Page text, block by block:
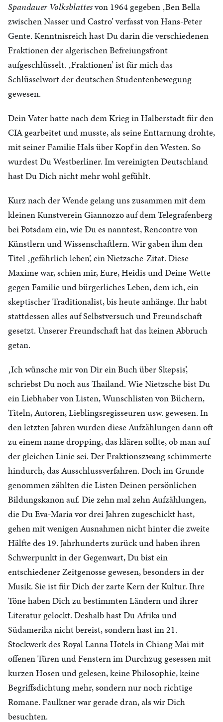
Spandauer Volksblattesvon 1964 gegeben ‚Ben Bella
zwischen Nasser und Castro’ verfasst von Hans-Peter
Gente. Kenntnisreich hast Du darin die verschiedenen
Fraktionen der algerischen Befreiungsfront
aufgeschlüsselt. ‚Fraktionen’ ist für mich das
Schlüsselwort der deutschen Studentenbewegung
gewesen.
Dein Vater hatte nach dem Krieg in Halberstadt für den
CIA gearbeitet und musste, als seine Enttarnung drohte,
mit seiner Familie Hals über Kopf in den Westen. So
wurdest Du Westberliner. Im vereinigten Deutschland
hast Du Dich nicht mehr wohl gefühlt.
Kurz nach der Wende gelang uns zusammen mit dem
kleinen Kunstverein Giannozzo auf dem Telegrafenberg
bei Potsdam ein, wie Du es nanntest, Rencontre von
Künstlern und Wissenschaftlern. Wir gaben ihm den
Titel ‚gefährlich leben’, ein Nietzsche-Zitat. Diese
Maxime war, schien mir, Eure, Heidis und Deine Wette
gegen Familie und bürgerliches Leben, dem ich, ein
skeptischer Traditionalist, bis heute anhänge. Ihr habt
stattdessen alles auf Selbstversuch und Freundschaft
gesetzt. Unserer Freundschaft hat das keinen Abbruch
getan.
‚Ich wünsche mir von Dir ein Buch über Skepsis’,
schriebst Du noch aus Thailand. Wie Nietzsche bist Du
ein Liebhaber von Listen, Wunschlisten von Büchern,
Titeln, Autoren, Lieblingsregisseuren usw. gewesen. In
den letzten Jahren wurden diese Aufzählungen dann oft
zu einem name dropping, das klären sollte, ob man auf
der gleichen Linie sei. Der Fraktionszwang schimmerte
hindurch, das Ausschlussverfahren. Doch im Grunde
genommen zählten die Listen Deinen persönlichen
Bildungskanon auf. Die zehn mal zehn Aufzählungen,
die Du Eva-Maria vor drei Jahren zugeschickt hast,
gehen mit wenigen Ausnahmen nicht hinter die zweite
Hälfte des 19. Jahrhunderts zurück und haben ihren
Schwerpunkt in der Gegenwart, Du bist ein
entschiedener Zeitgenosse gewesen, besonders in der
Musik. Sie ist für Dich der zarte Kern der Kultur. Ihre
Töne haben Dich zu bestimmten Ländern und ihrer
Literatur gelockt. Deshalb hast Du Afrika und
Südamerika nicht bereist, sondern hast im 21.
Stockwerk des Royal Lanna Hotels in Chiang Mai mit
offenen Türen und Fenstern im Durchzug gesessen mit
kurzen Hosen und gelesen, keine Philosophie, keine
Begriffsdichtung mehr, sondern nur noch richtige
Romane. Faulkner war gerade dran, als wir Dich
besuchten.